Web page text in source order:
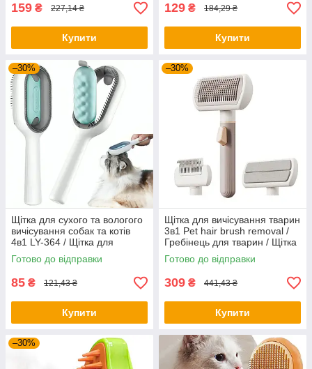
159 ₴ 227,14 ₴
Купити
129 ₴ 184,29 ₴
Купити
–30%
Щітка для сухого та вологого
вичісування собак та котів
4в1 LY-364 / Щітка для
вичісування шерсті
Готово до відправки
85 ₴ 121,43 ₴
Купити
–30%
Щітка для вичісування тварин
3в1 Pet hair brush removal /
Гребінець для тварин / Щітка
для собак і котів
Готово до відправки
309 ₴ 441,43 ₴
Купити
–30%